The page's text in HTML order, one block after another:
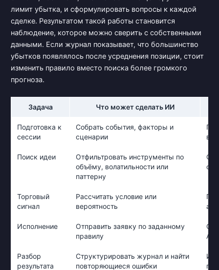
лимит убытка, и сформулировать вопросы к каждой
сделке. Результатом такой работы становится
наблюдение, которое можно сверить с собственными
данными. Если журнал показывает, что большинство
убытков появлялось после усреднения позиции, стоит
изменить правило вместо поиска более громкого
прогноза.
Задача Что может сделать ИИ
Подготовка к
сессии
Собрать события, факторы и
сценарии
Поиск идеи
Отфильтровать инструменты по
объёму, волатильности или
паттерну
Торговый
сигнал
Рассчитать условие или
вероятность
Исполнение
Отправить заявку по заданному
правилу
Разбор
результата
Структурировать журнал и найти
повторяющиеся ошибки